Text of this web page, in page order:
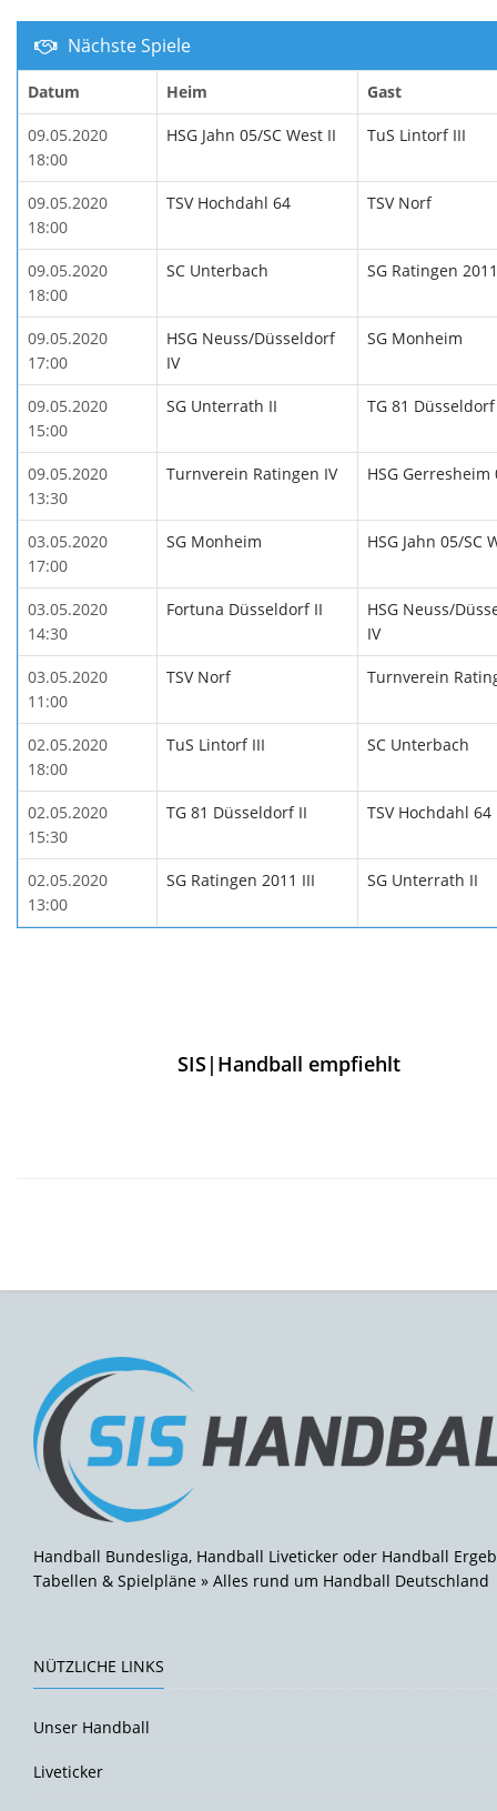
Nächste Spiele
Datum Heim Gast
09.05.2020
18:00
HSG Jahn 05/SC West II TuS Lintorf III
09.05.2020
18:00
TSV Hochdahl 64 TSV Norf
09.05.2020
18:00
SC Unterbach SG Ratingen
09.05.2020
17:00
HSG Neuss/Düsseldorf
IV
SG Monheim
09.05.2020
15:00
SG Unterrath II TG 81
09.05.2020
13:30
Turnverein Ratingen IV HSG Gerresheim
03.05.2020
17:00
SG Monheim HSG Jahn 05/SC
03.05.2020
14:30
Fortuna Düsseldorf II
HSG Neuss/
IV
03.05.2020
11:00
TSV Norf Turnverein
02.05.2020
18:00
TuS Lintorf III SC Unterbach
02.05.2020
15:30
TG 81 Düsseldorf II TSV Hochdahl 64
02.05.2020
13:00
SG Ratingen 2011 III SG Unterrath II
SIS|Handball empfiehlt
Handball Bundesliga, Handball Liveticker oder Handball
Tabellen & Spielpläne » Alles rund um Handball Deutschland
NÜTZLICHE LINKS
Unser Handball
Liveticker